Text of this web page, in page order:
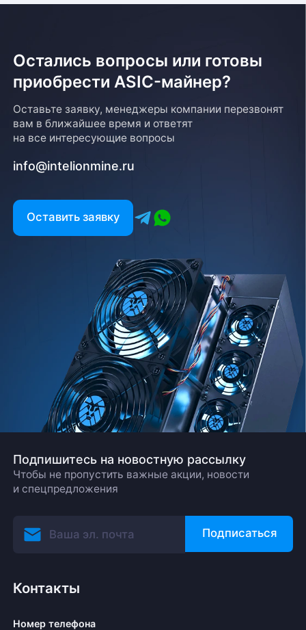
Остались вопросы или готовы
приобрести ASIC-майнер?
Оставьте заявку, менеджеры компании перезвонят
вам в ближайшее время и ответят
на все интересующие вопросы
info@intelionmine.ru
Оставить заявку
Подпишитесь на новостную рассылку
Чтобы не пропустить важные акции, новости
и спецпредложения
Подписаться
Контакты
Номер телефона